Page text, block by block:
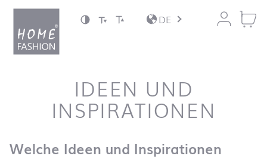
Zum Inhalt springen
DE
IDEEN UND
INSPIRATIONEN
Welche Ideen und Inspirationen